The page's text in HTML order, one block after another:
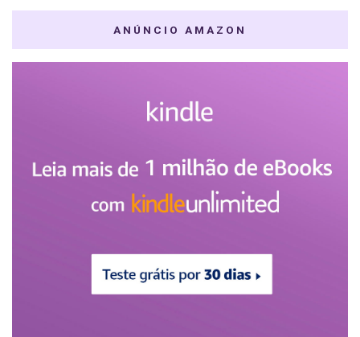
ANÚNCIO AMAZON